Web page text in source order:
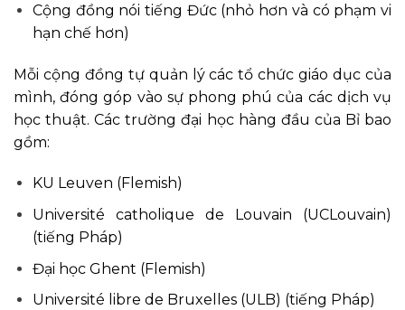
Cộng đồng nói tiếng Đức (nhỏ hơn và có phạm vi
hạn chế hơn)
Mỗi cộng đồng tự quản lý các tổ chức giáo dục của
mình, đóng góp vào sự phong phú của các dịch vụ
học thuật. Các trường đại học hàng đầu của Bỉ bao
gồm:
KU Leuven (Flemish)
Université catholique de Louvain (UCLouvain)
(tiếng Pháp)
Đại học Ghent (Flemish)
Université libre de Bruxelles (ULB) (tiếng Pháp)